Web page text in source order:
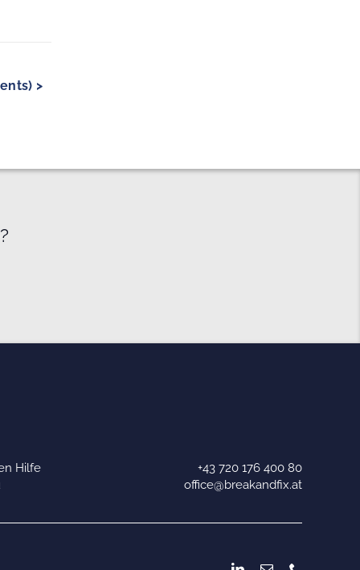
>
Hilfe
+43 720 176 400 80
office@breakandfix.at